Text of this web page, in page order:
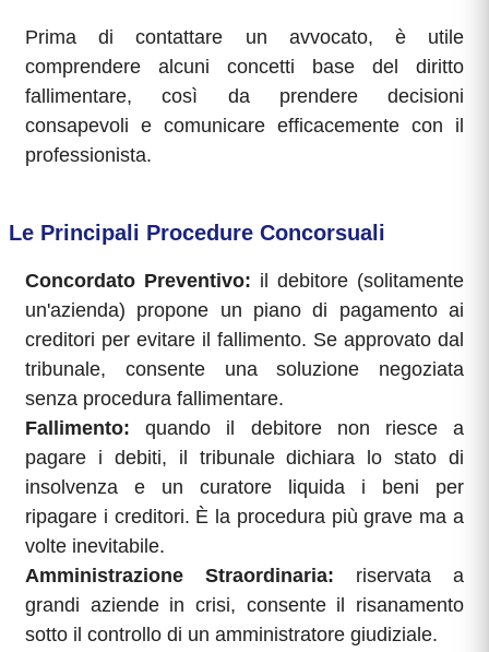
Prima di contattare un avvocato, è utile
comprendere alcuni concetti base del diritto
fallimentare, così da prendere decisioni
consapevoli e comunicare efficacemente con il
professionista.
Le Principali Procedure Concorsuali
Concordato Preventivo: il debitore (solitamente
un'azienda) propone un piano di pagamento ai
creditori per evitare il fallimento. Se approvato dal
tribunale, consente una soluzione negoziata
senza procedura fallimentare.
Fallimento: quando il debitore non riesce a
pagare i debiti, il tribunale dichiara lo stato di
insolvenza e un curatore liquida i beni per
ripagare i creditori. È la procedura più grave ma a
volte inevitabile.
Amministrazione Straordinaria: riservata a
grandi aziende in crisi, consente il risanamento
sotto il controllo di un amministratore giudiziale.